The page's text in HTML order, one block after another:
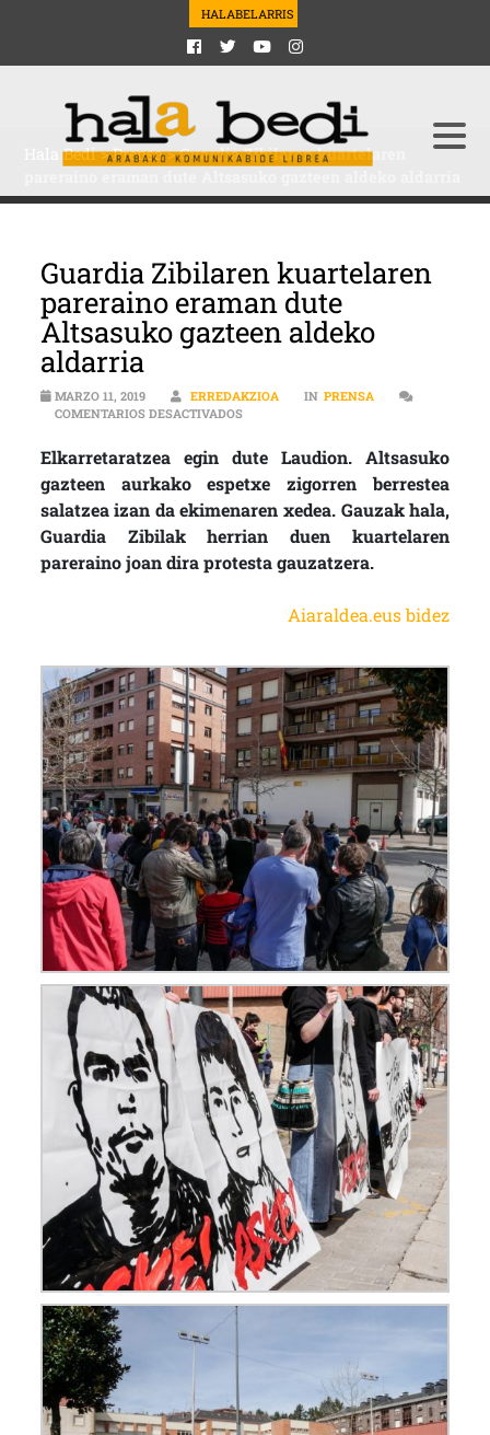
HALABELARRIS
Hala Bedi>Prensa>Guardia Zibilaren kuartelaren
Guardia Zibilaren kuartelaren
pareraino eraman dute
Altsasuko gazteen aldeko
aldarria
MARZO 11, 2019 ERREDAKZIOA IN PRENSA
COMENTARIOS DESACTIVADOSEN GUARDIA ZIBILAREN KUARTELAREN
Elkarretaratzea egin dute Laudion. Altsasuko
gazteen aurkako espetxe zigorren berrestea
salatzea izan da ekimenaren xedea. Gauzak hala,
Guardia Zibilak herrian duen kuartelaren
pareraino joan dira protesta gauzatzera.
Aiaraldea.eus bidez